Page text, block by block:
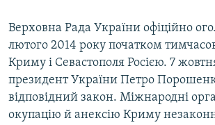
Верховна Рада України офіційно
лютого 2014 року початком
Криму і Севастополя Росією. 7
президент України Петро
відповідний закон. Міжнародні
окупацію й анексію Криму